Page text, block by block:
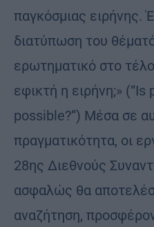
παγκόσμιας ειρήνης.
διατύπωση του
ερωτηματικό στο
εφικτή η ειρήνη;»
possible?”) Μέσα σε
πραγματικότητα, οι
28ης Διεθνούς
ασφαλώς θα
αναζήτηση,